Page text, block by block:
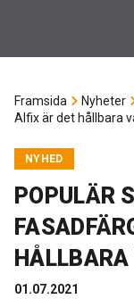
Fästmassor
OM ALFIX
Om Alfix
NYHETER
Framsida Nyheter
Alfix är det hållbara
NYHED
POPULÄR
01.07.2021